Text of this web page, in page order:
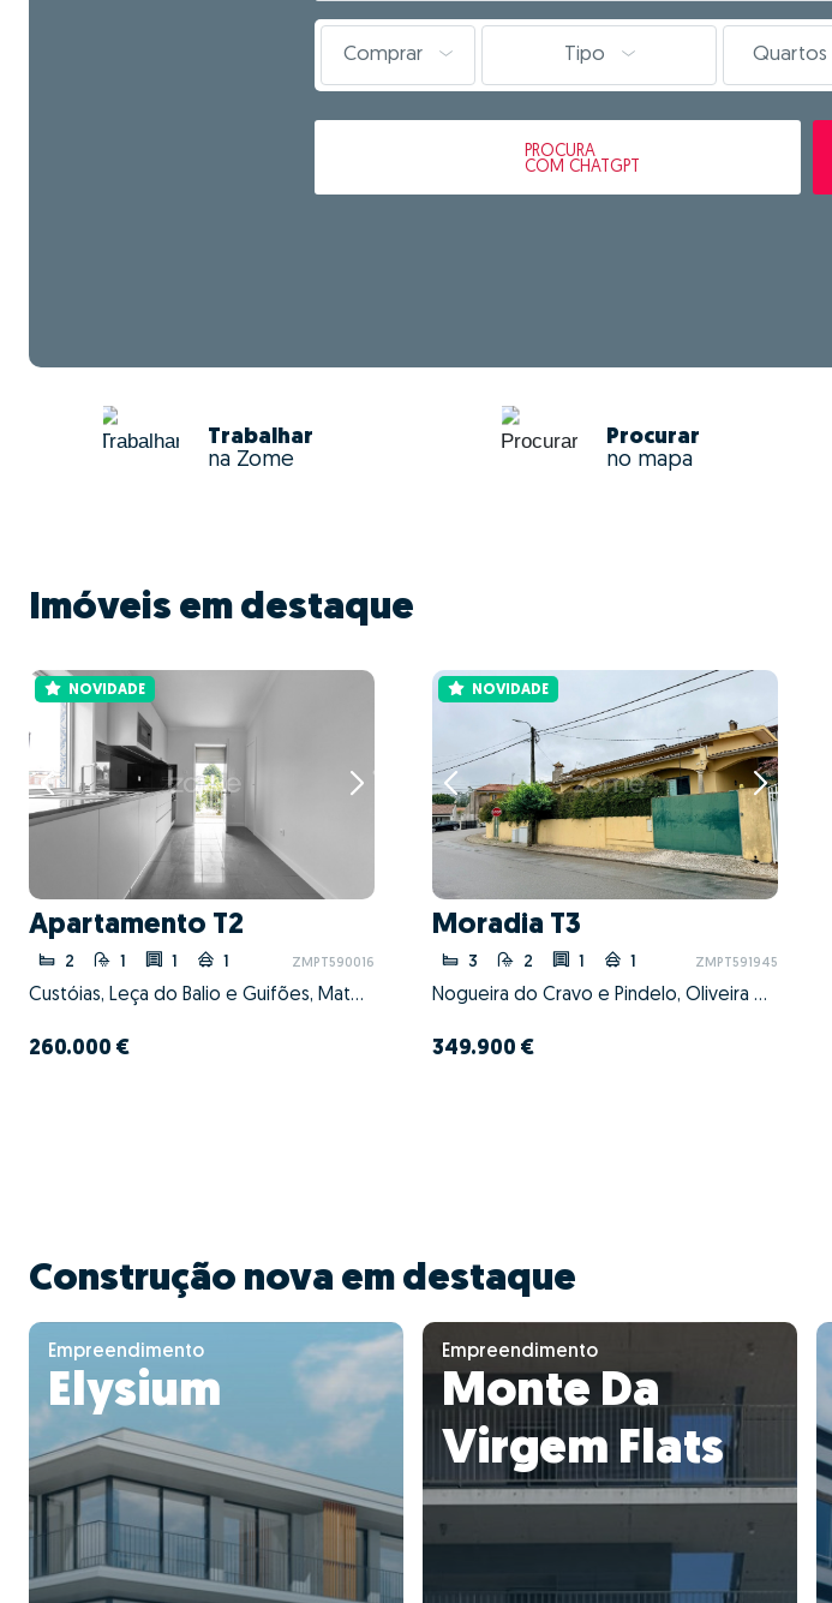
Comprar Tipo Quartos
PROCURA
COM CHATGPT
Trabalhar
na Zome
Procurar
no mapa
Imóveis em destaque
NOVIDADE
Apartamento T2
2 1 1 1 ZMPT590016
Custóias, Leça do Balio e Guifões, Matosinhos, Porto
260.000 €
NOVIDADE
Moradia T3
3 2 1 1 ZMPT591945
Nogueira do Cravo e Pindelo, Oliveira de Azeméis, Aveiro
349.900 €
Construção nova em destaque
Empreendimento
Elysium
Empreendimento
Monte Da
Virgem Flats